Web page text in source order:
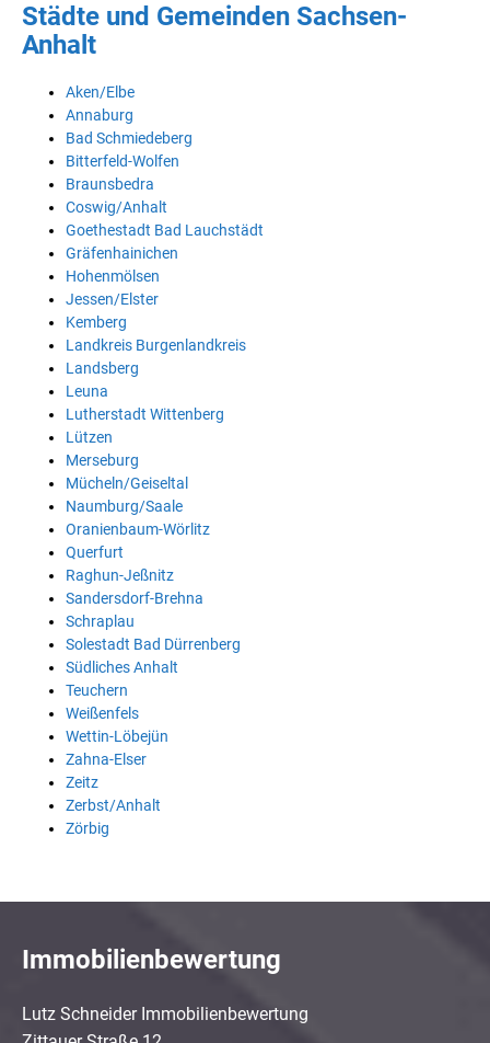
Städte und Gemeinden Sachsen-
Anhalt
Aken/Elbe
Annaburg
Bad Schmiedeberg
Bitterfeld-Wolfen
Braunsbedra
Coswig/Anhalt
Goethestadt Bad Lauchstädt
Gräfenhainichen
Hohenmölsen
Jessen/Elster
Kemberg
Landkreis Burgenlandkreis
Landsberg
Leuna
Lutherstadt Wittenberg
Lützen
Merseburg
Mücheln/Geiseltal
Naumburg/Saale
Oranienbaum-Wörlitz
Querfurt
Raghun-Jeßnitz
Sandersdorf-Brehna
Schraplau
Solestadt Bad Dürrenberg
Südliches Anhalt
Teuchern
Weißenfels
Wettin-Löbejün
Zahna-Elser
Zeitz
Zerbst/Anhalt
Zörbig
Immobilienbewertung
Lutz Schneider Immobilienbewertung